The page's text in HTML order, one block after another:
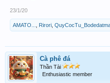
23/1/20
AMATO... Rirori
Cà phê đá
Thần Tài
Enthusiastic member